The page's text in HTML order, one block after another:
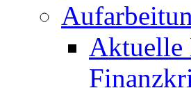
Aktuelle